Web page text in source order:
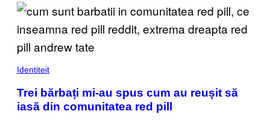
Identiteit
Trei bărbați mi-au spus cum au reușit să
iasă din comunitatea red pill